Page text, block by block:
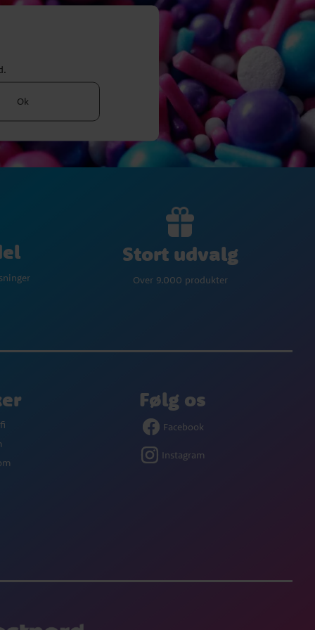
Ok
Stort udvalg
Over 9.000 produkter
Følg os
Facebook
Instagram